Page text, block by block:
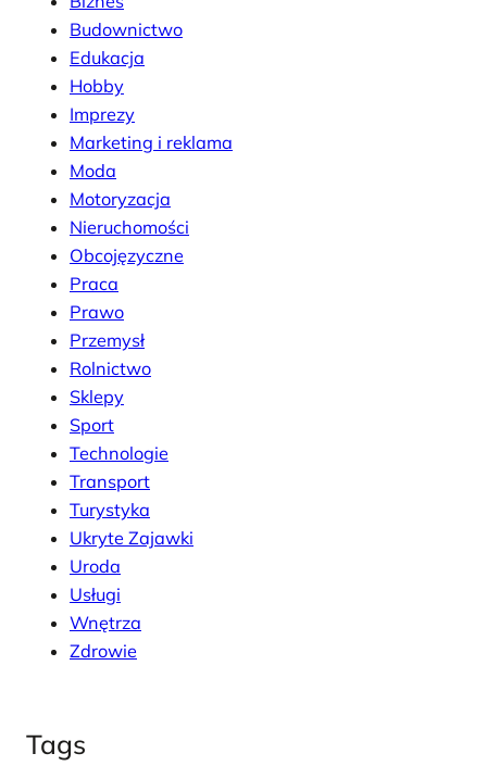
Budownictwo
Edukacja
Hobby
Imprezy
Marketing i reklama
Moda
Motoryzacja
Nieruchomości
Obcojęzyczne
Praca
Prawo
Przemysł
Rolnictwo
Sklepy
Sport
Technologie
Transport
Turystyka
Ukryte Zajawki
Uroda
Usługi
Wnętrza
Zdrowie
Tags